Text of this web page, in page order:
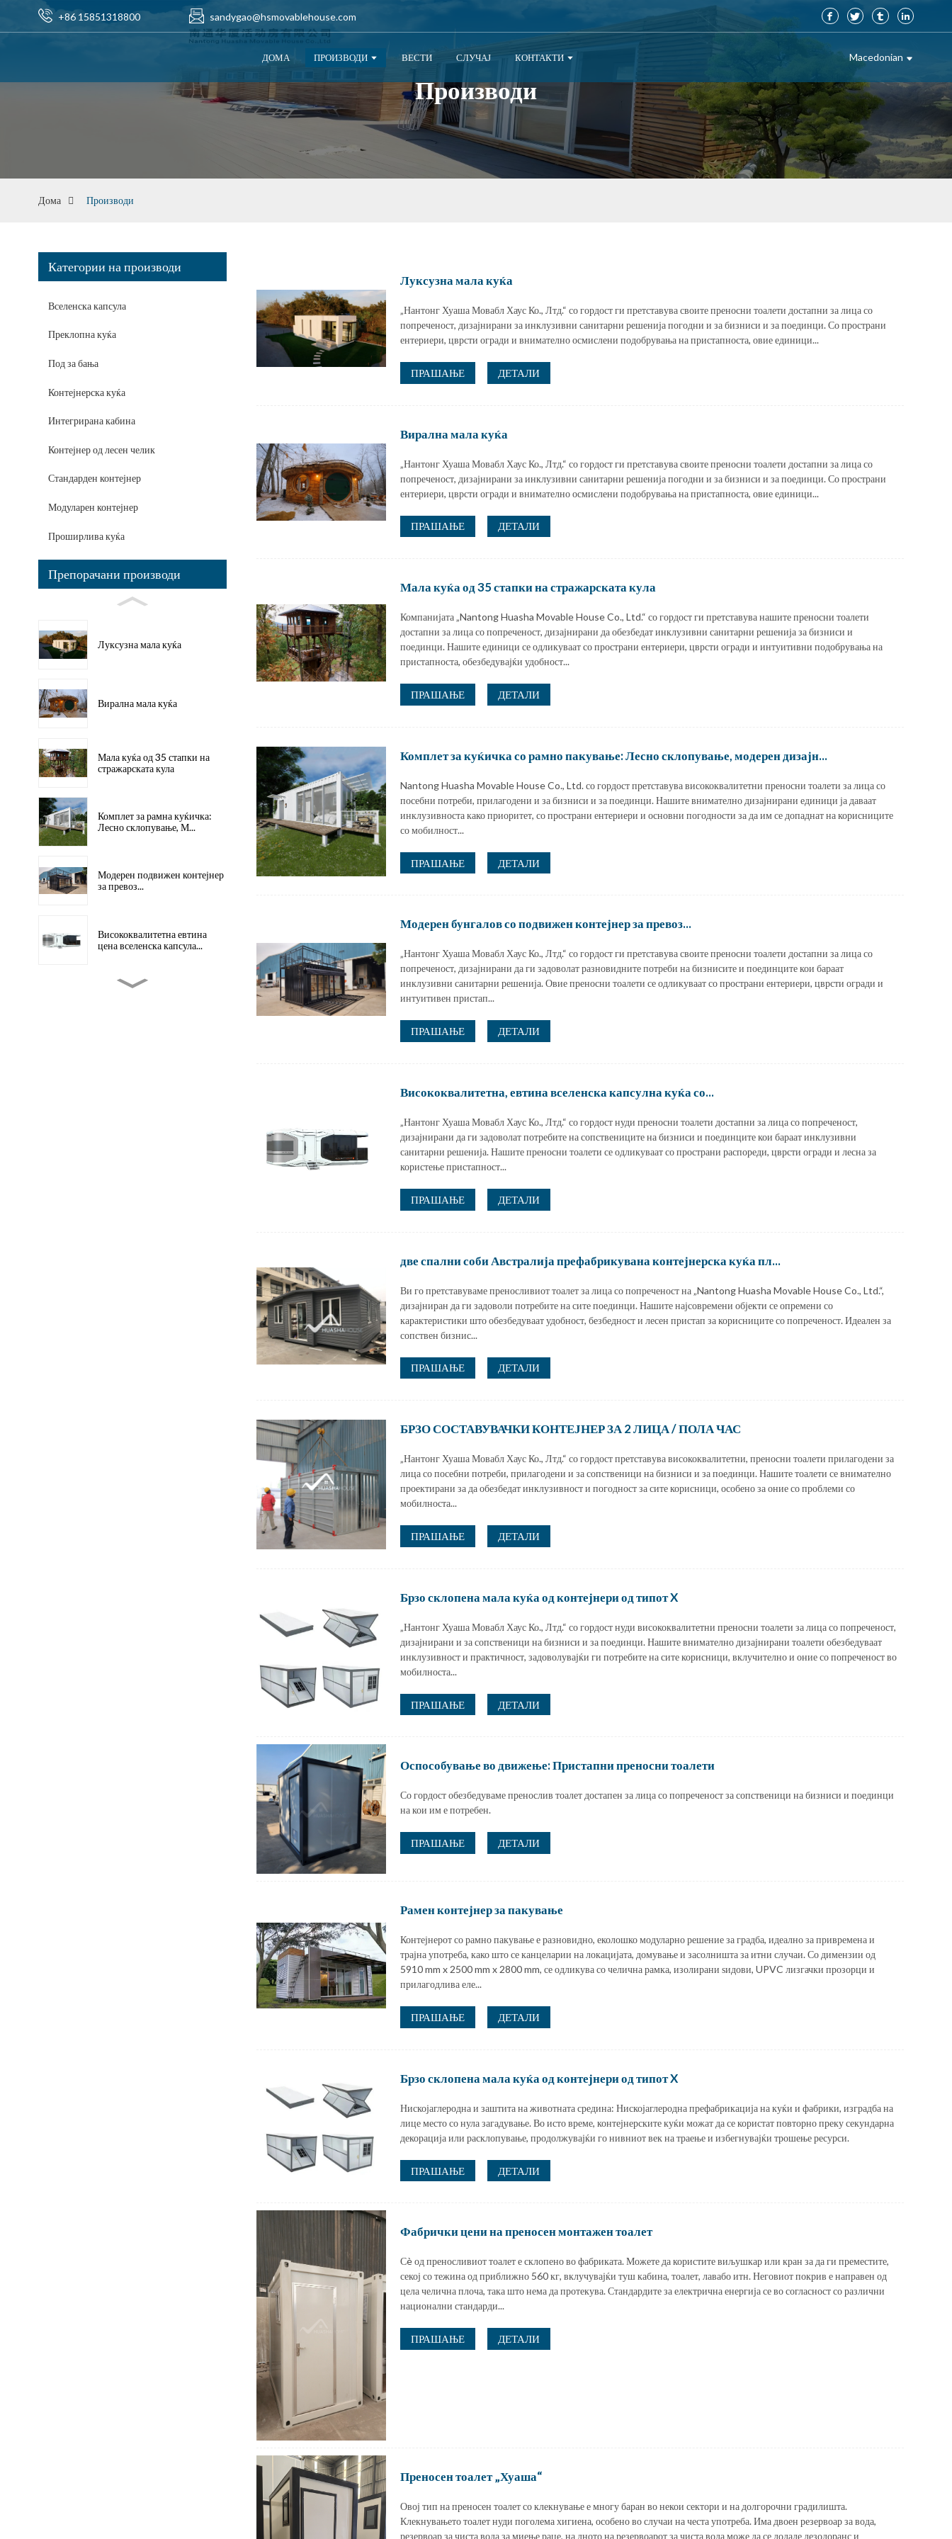
+86 15851318800 sandygao@hsmovablehouse.com
ДОМА ПРОИЗВОДИ ВЕСТИ СЛУЧАЈ КОНТАКТИ Macedonian
Производи
Дома Производи
Категории на производи
Вселенска капсула
Преклопна куќа
Под за бања
Контејнерска куќа
Интегрирана кабина
Контејнер од лесен челик
Стандарден контејнер
Модуларен контејнер
Проширлива куќа
Препорачани производи
Луксузна мала куќа
Вирална мала куќа
Мала куќа од 35 стапки на
стражарската кула
Комплет за рамна куќичка:
Лесно склопување, М...
Модерен подвижен контејнер
за превоз...
Висококвалитетна евтина
цена вселенска капсула...
две спални соби во
Луксузна мала куќа
„Нантонг Хуаша Мовабл Хаус Ко., Лтд.“ со гордост ги претставува своите преносни тоалети достапни за лица со
попреченост, дизајнирани за инклузивни санитарни решенија погодни и за бизниси и за поединци. Со пространи
ентериери, цврсти огради и внимателно осмислени подобрувања на пристапноста, овие единици...
ПРАШАЊЕ ДЕТАЛИ
Вирална мала куќа
„Нантонг Хуаша Мовабл Хаус Ко., Лтд.“ со гордост ги претставува своите преносни тоалети достапни за лица со
попреченост, дизајнирани за инклузивни санитарни решенија погодни и за бизниси и за поединци. Со пространи
ентериери, цврсти огради и внимателно осмислени подобрувања на пристапноста, овие единици...
ПРАШАЊЕ ДЕТАЛИ
Мала куќа од 35 стапки на стражарската кула
Компанијата „Nantong Huasha Movable House Co., Ltd.“ со гордост ги претставува нашите преносни тоалети
достапни за лица со попреченост, дизајнирани да обезбедат инклузивни санитарни решенија за бизниси и
поединци. Нашите единици се одликуваат со пространи ентериери, цврсти огради и интуитивни подобрувања на
пристапноста, обезбедувајќи удобност...
ПРАШАЊЕ ДЕТАЛИ
Комплет за куќичка со рамно пакување: Лесно склопување, модерен дизајн...
Nantong Huasha Movable House Co., Ltd. со гордост претставува висококвалитетни преносни тоалети за лица со
посебни потреби, прилагодени и за бизниси и за поединци. Нашите внимателно дизајнирани единици ја даваат
инклузивноста како приоритет, со пространи ентериери и основни погодности за да им се допаднат на корисниците
со мобилност...
ПРАШАЊЕ ДЕТАЛИ
Модерен бунгалов со подвижен контејнер за превоз...
„Нантонг Хуаша Мовабл Хаус Ко., Лтд.“ со гордост ги претставува своите преносни тоалети достапни за лица со
попреченост, дизајнирани да ги задоволат разновидните потреби на бизнисите и поединците кои бараат
инклузивни санитарни решенија. Овие преносни тоалети се одликуваат со пространи ентериери, цврсти огради и
интуитивен пристап...
ПРАШАЊЕ ДЕТАЛИ
Висококвалитетна, евтина вселенска капсулна куќа со...
„Нантонг Хуаша Мовабл Хаус Ко., Лтд.“ со гордост нуди преносни тоалети достапни за лица со попреченост,
дизајнирани да ги задоволат потребите на сопствениците на бизниси и поединците кои бараат инклузивни
санитарни решенија. Нашите преносни тоалети се одликуваат со пространи распореди, цврсти огради и лесна за
користење пристапност...
ПРАШАЊЕ ДЕТАЛИ
две спални соби Австралија префабрикувана контејнерска куќа пл...
Ви го претставуваме преносливиот тоалет за лица со попреченост на „Nantong Huasha Movable House Co., Ltd.“,
дизајниран да ги задоволи потребите на сите поединци. Нашите најсовремени објекти се опремени со
карактеристики што обезбедуваат удобност, безбедност и лесен пристап за корисниците со попреченост. Идеален за
сопствен бизнис...
ПРАШАЊЕ ДЕТАЛИ
БРЗО СОСТАВУВАЧКИ КОНТЕЈНЕР ЗА 2 ЛИЦА / ПОЛА ЧАС
„Нантонг Хуаша Мовабл Хаус Ко., Лтд.“ со гордост претставува висококвалитетни, преносни тоалети прилагодени за
лица со посебни потреби, прилагодени и за сопственици на бизниси и за поединци. Нашите тоалети се внимателно
проектирани за да обезбедат инклузивност и погодност за сите корисници, особено за оние со проблеми со
мобилноста...
ПРАШАЊЕ ДЕТАЛИ
Брзо склопена мала куќа од контејнери од типот X
„Нантонг Хуаша Мовабл Хаус Ко., Лтд.“ со гордост нуди висококвалитетни преносни тоалети за лица со попреченост,
дизајнирани и за сопственици на бизниси и за поединци. Нашите внимателно дизајнирани тоалети обезбедуваат
инклузивност и практичност, задоволувајќи ги потребите на сите корисници, вклучително и оние со попреченост во
мобилноста...
ПРАШАЊЕ ДЕТАЛИ
Оспособување во движење: Пристапни преносни тоалети
Со гордост обезбедуваме пренослив тоалет достапен за лица со попреченост за сопственици на бизниси и поединци
на кои им е потребен.
ПРАШАЊЕ ДЕТАЛИ
Рамен контејнер за пакување
Контејнерот со рамно пакување е разновидно, еколошко модуларно решение за градба, идеално за привремена и
трајна употреба, како што се канцеларии на локацијата, домување и засолништа за итни случаи. Со димензии од
5910 mm x 2500 mm x 2800 mm, се одликува со челична рамка, изолирани ѕидови, UPVC лизгачки прозорци и
прилагодлива еле...
ПРАШАЊЕ ДЕТАЛИ
Брзо склопена мала куќа од контејнери од типот X
Нискојаглеродна и заштита на животната средина: Нискојаглеродна префабрикација на куќи и фабрики, изградба на
лице место со нула загадување. Во исто време, контејнерските куќи можат да се користат повторно преку секундарна
декорација или расклопување, продолжувајќи го нивниот век на траење и избегнувајќи трошење ресурси.
ПРАШАЊЕ ДЕТАЛИ
Фабрички цени на преносен монтажен тоалет
Сè од преносливиот тоалет е склопено во фабриката. Можете да користите виљушкар или кран за да ги преместите,
секој со тежина од приближно 560 кг, вклучувајќи туш кабина, тоалет, лавабо итн. Неговиот покрив е направен од
цела челична плоча, така што нема да протекува. Стандардите за електрична енергија се во согласност со различни
национални стандарди...
ПРАШАЊЕ ДЕТАЛИ
Преносен тоалет „Хуаша“
Овој тип на преносен тоалет со клекнување е многу баран во некои сектори и на долгорочни градилишта.
Клекнувањето тоалет нуди поголема хигиена, особено во случаи на честа употреба. Има двоен резервоар за вода,
резервоар за чиста вода за миење раце, на дното на резервоарот за чиста вода може да се додаде дезодоранс и